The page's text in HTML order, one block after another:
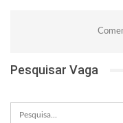
Pesquisar Vaga